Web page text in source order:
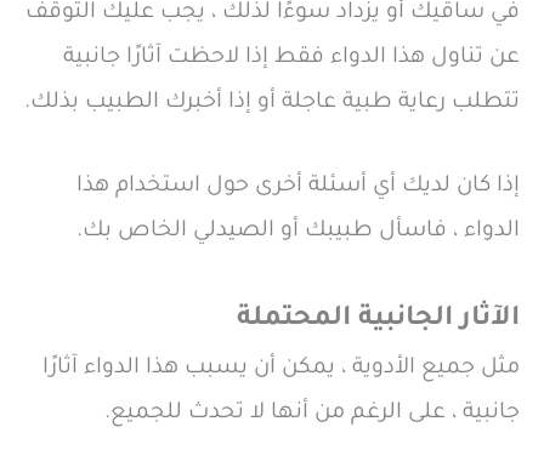
في ساقيك أو يزداد سوءًا لذلك ، يجب عليك التوقف
عن تناول هذا الدواء فقط إذا لاحظت آثارًا جانبية
تتطلب رعاية طبية عاجلة أو إذا أخبرك الطبيب بذلك.
إذا كان لديك أي أسئلة أخرى حول استخدام هذا
الدواء ، فاسأل طبيبك أو الصيدلي الخاص بك.
الآثار الجانبية المحتملة
مثل جميع الأدوية ، يمكن أن يسبب هذا الدواء آثارًا
جانبية ، على الرغم من أنها لا تحدث للجميع.